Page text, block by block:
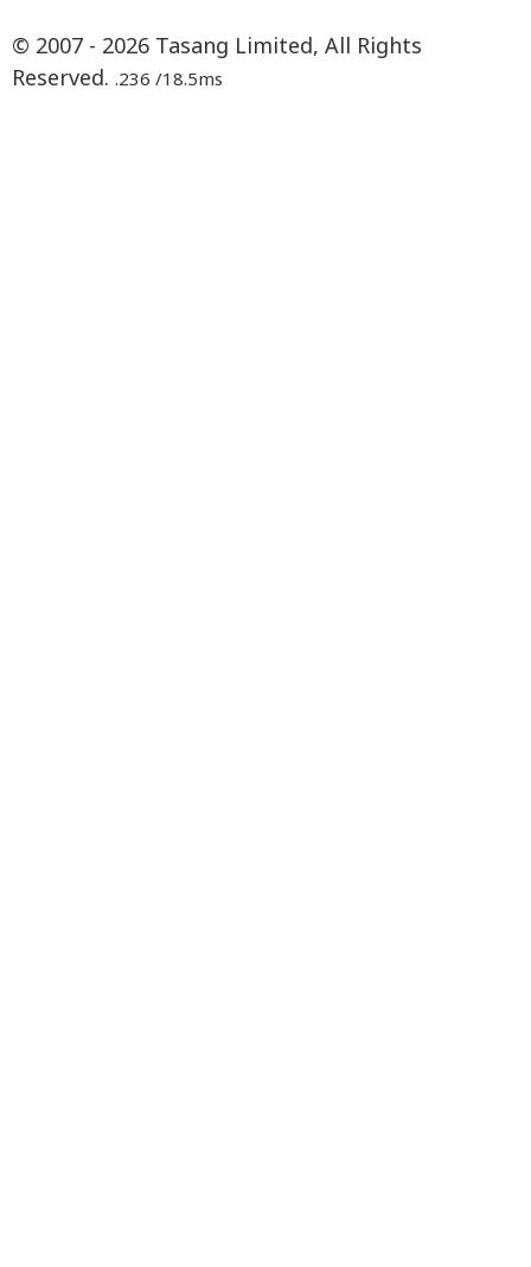
© 2007 - 2026 Tasang Limited, All Rights
Reserved. .236 /18.5ms